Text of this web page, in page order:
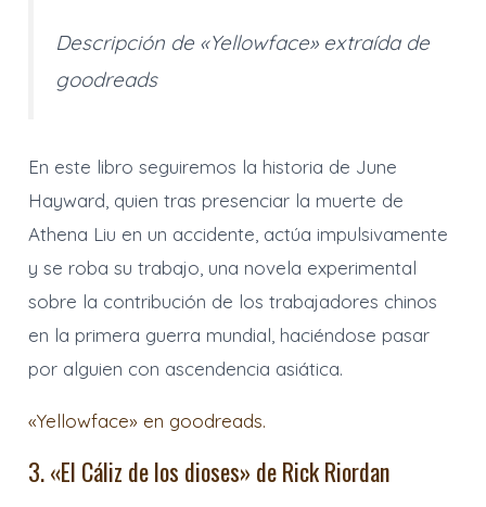
Descripción de «Yellowface» extraída de
goodreads
En este libro seguiremos la historia de June
Hayward, quien tras presenciar la muerte de
Athena Liu en un accidente, actúa impulsivamente
y se roba su trabajo, una novela experimental
sobre la contribución de los trabajadores chinos
en la primera guerra mundial, haciéndose pasar
por alguien con ascendencia asiática.
«Yellowface» en goodreads.
3. «El Cáliz de los dioses» de Rick Riordan